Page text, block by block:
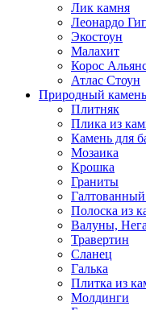
Лик камня
Леонардо
Экостоун
Малахит
Корос
Атлас Стоун
Природный камень
Плитняк
Плика из
Камень для
Мозаика
Крошка
Граниты
Полоска из
Валуны,
Травертин
Сланец
Галька
Плитка из
Молдинги